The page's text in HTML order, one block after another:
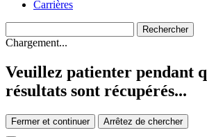
Carrières
Chargement...
Veuillez patienter pendant
résultats sont récupérés...
Fermer et continuer Arrêtez de chercher